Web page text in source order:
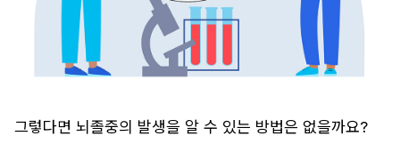
그렇다면 뇌졸중의 발생을 알 수 있는 방법은 없을까요?